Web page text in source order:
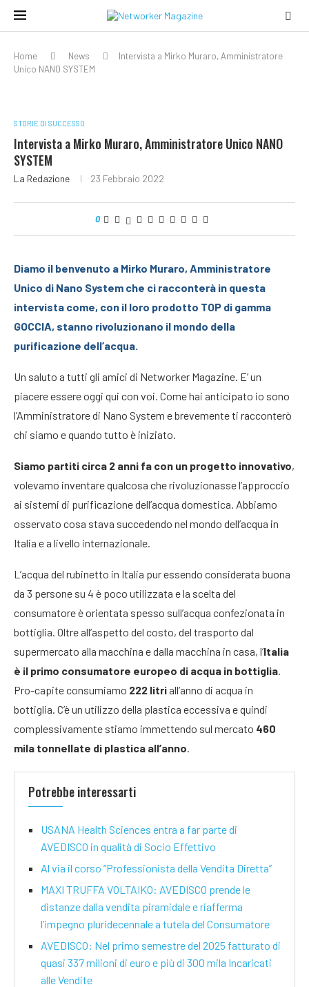
Home News
Intervista a Mirko Muraro, Amministratore
Unico NANO SYSTEM
STORIE DI SUCCESSO
Intervista a Mirko Muraro, Amministratore Unico NANO
SYSTEM
La Redazione 23 Febbraio 2022
0
Diamo il benvenuto a Mirko Muraro, Amministratore
Unico di Nano System che ci racconterà in questa
intervista come, con il loro prodotto TOP di gamma
GOCCIA, stanno rivoluzionano il mondo della
purificazione dell’acqua.
Un saluto a tutti gli amici di Networker Magazine. E’ un
piacere essere oggi qui con voi. Come hai anticipato io sono
l’Amministratore di Nano System e brevemente ti racconterò
chi siamo e quando tutto è iniziato.
Siamo partiti circa 2 anni fa con un progetto innovativo,
volevamo inventare qualcosa che rivoluzionasse l’approccio
ai sistemi di purificazione dell’acqua domestica. Abbiamo
osservato cosa stava succedendo nel mondo dell’acqua in
Italia e a livello internazionale.
L’acqua del rubinetto in Italia pur essendo considerata buona
da 3 persone su 4 è poco utilizzata e la scelta del
consumatore è orientata spesso sull’acqua confezionata in
bottiglia. Oltre all’aspetto del costo, del trasporto dal
supermercato alla macchina e dalla macchina in casa, l’Italia
è il primo consumatore europeo di acqua in bottiglia.
Pro-capite consumiamo 222 litri all’anno di acqua in
bottiglia. C’è un utilizzo della plastica eccessiva e quindi
complessivamente stiamo immettendo sul mercato 460
mila tonnellate di plastica all’anno.
Potrebbe interessarti
USANA Health Sciences entra a far parte di
AVEDISCO in qualità di Socio Effettivo
Al via il corso “Professionista della Vendita Diretta”
MAXI TRUFFA VOLTAIKO: AVEDISCO prende le
distanze dalla vendita piramidale e riafferma
l’impegno pluridecennale a tutela del Consumatore
AVEDISCO: Nel primo semestre del 2025 fatturato di
quasi 337 milioni di euro e più di 300 mila Incaricati
alle Vendite